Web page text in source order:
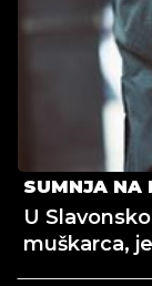
SUMNJA NA
U
muškarca,